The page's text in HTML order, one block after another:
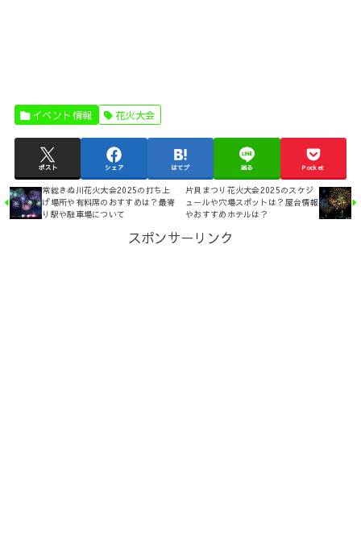
イベント情報 花火大会
ポスト シェア はてブ 送る Pocket
常総きぬ川花火大会2025の打ち上
げ場所や有料席のおすすめは？最寄
り駅や駐車場について
片貝まつり花火大会2025のスケジ
ュールや穴場スポットは？屋台情報
やおすすめホテルは？
スポンサーリンク